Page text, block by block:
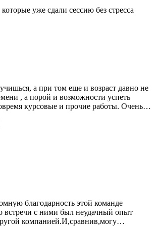
уже сдали сессию без стресса
а при том еще и возраст давно не
и возможности успеть
курсовые и прочие работы. Очень
в полном смысле слова взяли на
вовремя и по очень даже
на все вопросы. Теперь буду
благодарность этой команде
встречи с ними был неудачный опыт
компанией.И,сравнив,могу